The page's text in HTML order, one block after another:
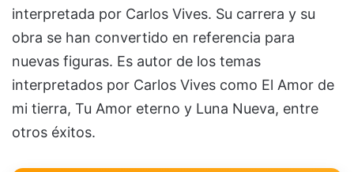
interpretada por Carlos Vives. Su carrera y su
obra se han convertido en referencia para
nuevas figuras. Es autor de los temas
interpretados por Carlos Vives como El Amor de
mi tierra, Tu Amor eterno y Luna Nueva, entre
otros éxitos.